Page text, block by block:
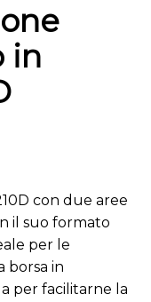
in
con due aree
il suo formato
per le
borsa in
per facilitarne la